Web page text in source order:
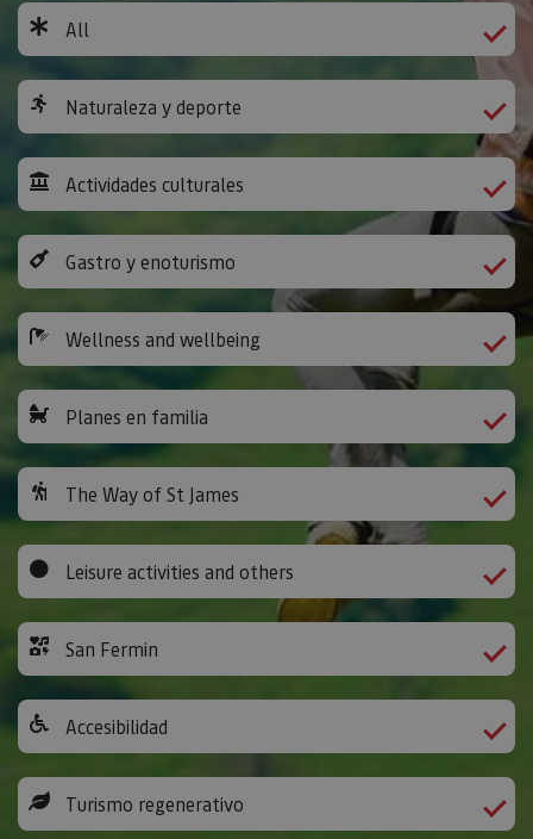
All
Naturaleza y deporte
Actividades culturales
Gastro y enoturismo
Wellness and wellbeing
Planes en familia
The Way of St James
Leisure activities and others
San Fermin
Accesibilidad
Turismo regenerativo